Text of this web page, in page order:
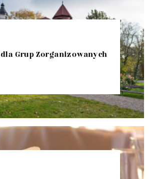
Grup Zorganizowanych